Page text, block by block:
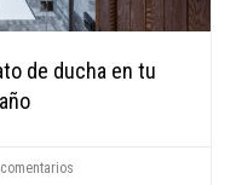
de ducha en tu